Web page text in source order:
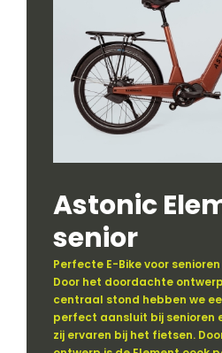
Astonic
senior
Perfecte E-Bike voor
Door het doordachte
centraal stond hebben we
perfect aansluit bij senioren
zij ervaren bij het fietsen.